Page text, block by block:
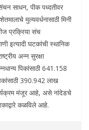
साधन, पीक पध्दतीवर
मुल्यवर्धनासाठी मिनी
प्रक्रिया संच
इत्यादी घटकांची स्थानिक
अन्न सुरक्षा
पिकांसाठी 641.158
390.942 लाख
मंजूर आहे, असे नांदेडचे
कळविले आहे.